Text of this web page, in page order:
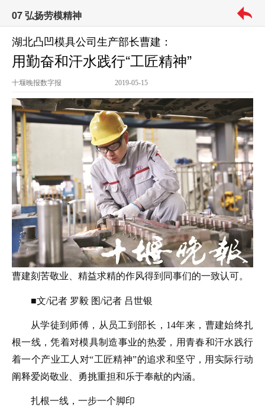
07 弘扬劳模精神
湖北凸凹模具公司生产部长曹建：
用勤奋和汗水践行“工匠精神”
十堰晚报数字报 2019-05-15
曹建刻苦敬业、精益求精的作风得到同事们的一致认可。
■文/记者 罗毅 图/记者 吕世银
从学徒到师傅，从员工到部长，14年来，曹建始终扎
根一线，凭着对模具制造事业的热爱，用青春和汗水践行
着一个产业工人对“工匠精神”的追求和坚守，用实际行动
阐释爱岗敬业、勇挑重担和乐于奉献的内涵。
扎根一线，一步一个脚印